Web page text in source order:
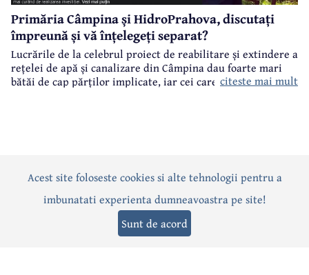
Primăria Câmpina și HidroPrahova, discutați
împreună și vă înțelegeți separat?
Lucrările de la celebrul proiect de reabilitare și extindere a
rețelei de apă și canalizare din Câmpina dau foarte mari
bătăi de cap părților implicate, iar cei care suferă sunt
citeste mai mult
ActualitatePoliticăSocialEvenimentInterviuri
Editorial Sport Anunțuri
Acest site foloseste cookies si alte tehnologii pentru a
imbunatati experienta dumneavoastra pe site!
Sunt de acord